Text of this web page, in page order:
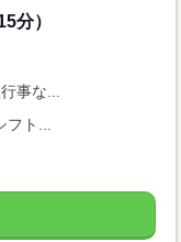
分）
事な...
ト...